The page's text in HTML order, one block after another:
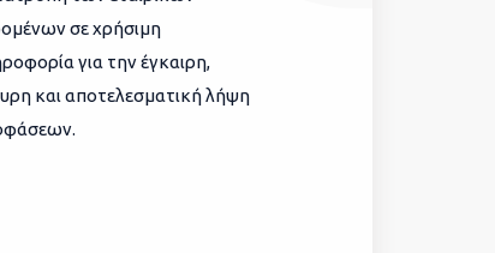
σε χρήσιμη
για την έγκαιρη,
και αποτελεσματική λήψη